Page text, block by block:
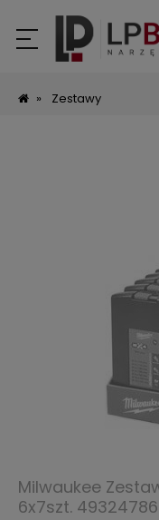
» Zestawy
Milwaukee
6x7szt.